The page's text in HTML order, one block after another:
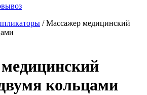
/ Массажер медицинский
кольцами